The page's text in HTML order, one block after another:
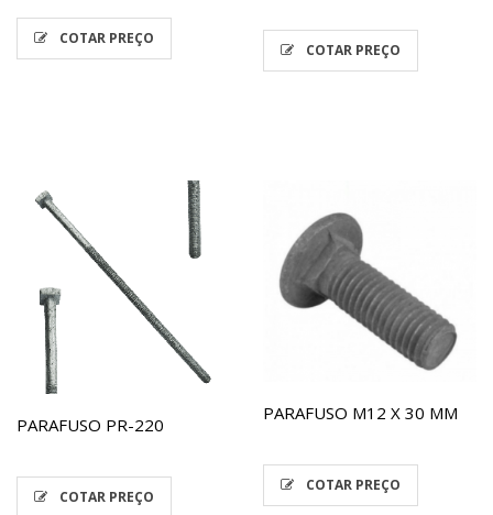
COTAR PREÇO
COTAR PREÇO
PARAFUSO PR-220
COTAR PREÇO
PARAFUSO M12 X 30 MM
COTAR PREÇO